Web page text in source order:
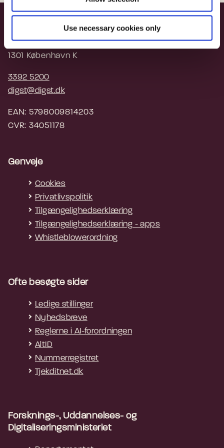
Use necessary cookies only
Digitaliseringsstyrelsen
Landgreven 4
1301 København K
3392 5200
digst@digst.dk
EAN: 5798009814203
CVR: 34051178
Genveje
Cookies
Privatlivspolitik
Tilgængelighedserklæring
Tilgængelighedserklæring - apps
Whistleblowerordning
Ofte besøgte sider
Ledige stillinger
Nyhedsbreve
Reglerne i AI-forordningen
AltID
Nummerregistret
Tjekditnet.dk
Forsknings-, Uddannelses- og
Digitaliseringsministeriet